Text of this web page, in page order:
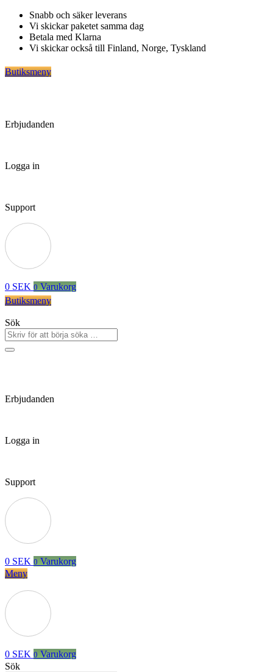
Hoppa
innehåll
Snabb och säker leverans
Vi skickar paketet samma dag
Betala med Klarna
Vi skickar också till Finland, Norge, Tyskland
Butiksmeny
Erbjudanden
Logga in
Support
0 SEK 0 Varukorg
Butiksmeny
Sök
Erbjudanden
Logga in
Support
0 SEK 0 Varukorg
Meny
0 SEK 0 Varukorg
Sök